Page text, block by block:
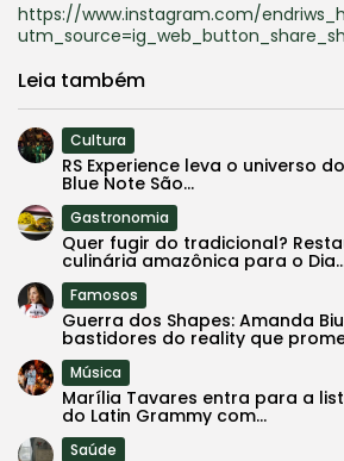
https://www.instagram.com/
Leia também
Cultura
RS Experience leva o universo
Blue Note São...
Gastronomia
Quer fugir do tradicional?
culinária amazônica para o
Famosos
Guerra dos Shapes: Amanda
bastidores do reality que
Música
Marília Tavares entra para a
do Latin Grammy com...
Saúde